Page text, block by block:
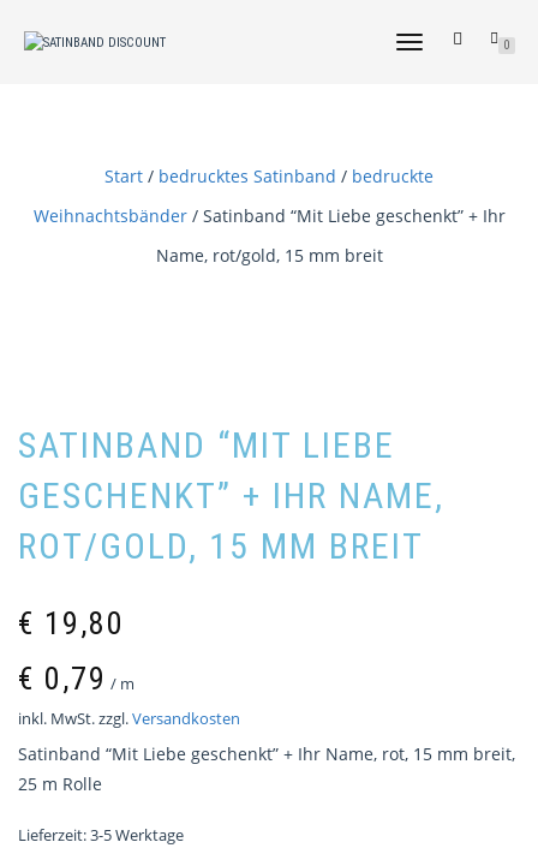
NAVIGATION
0
Start / bedrucktes Satinband / bedruckte
Weihnachtsbänder/ Satinband “Mit Liebe geschenkt” + Ihr
Name, rot/gold, 15 mm breit
SATINBAND “MIT LIEBE
GESCHENKT” + IHR NAME,
ROT/GOLD, 15 MM BREIT
€ 19,80
€ 0,79 / m
inkl. MwSt.zzgl.Versandkosten
Satinband “Mit Liebe geschenkt” + Ihr Name, rot, 15 mm breit,
25 m Rolle
Lieferzeit:3-5 Werktage